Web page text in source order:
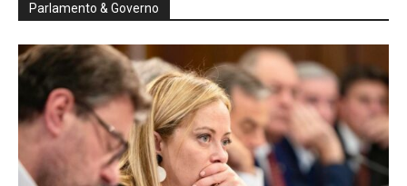
Parlamento & Governo